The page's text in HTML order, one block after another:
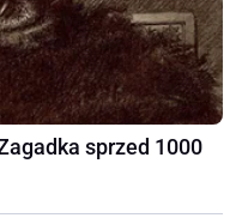
sprzed 1000